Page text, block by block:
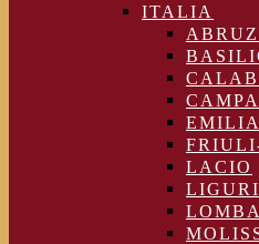
ITALIA
LACIO